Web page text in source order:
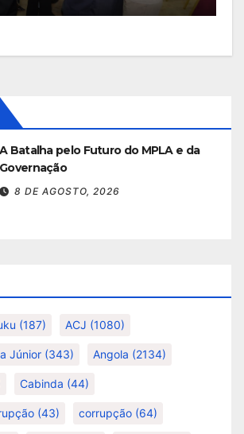
A Batalha pelo Futuro do MPLA e da
Governação
8 DE AGOSTO, 2026
(187) ACJ (1080)
Júnior (343) Angola (2134)
Cabinda (44)
(43) corrupção (64)